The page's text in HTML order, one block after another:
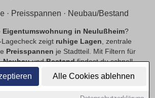
Alle Cookies ablehnen
· Preisspannen · Neubau/Bestand
Eigentumswohnung in Neulußheim?
zeigt ruhige Lagen , zentrale
Preisspannen je Stadtteil. Mit Filtern für
NeubauundBestandfindest du schnell
passende Angebote.